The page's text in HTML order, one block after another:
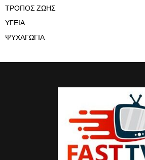
ΤΡΟΠΟΣ ΖΩΗΣ
ΥΓΕΙΑ
ΨΥΧΑΓΩΓΙΑ